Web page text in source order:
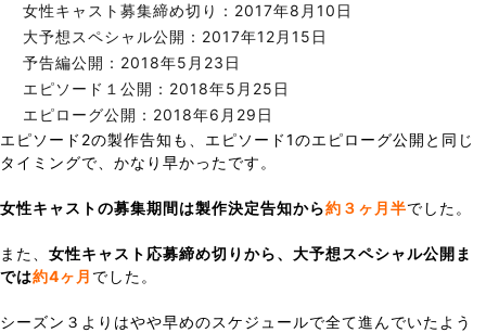
女性キャスト募集締め切り：2017年8月10日
大予想スペシャル公開：2017年12月15日
予告編公開：2018年5月23日
エピソード１公開：2018年5月25日
エピローグ公開：2018年6月29日
エピソード2の製作告知も、エピソード1のエピローグ公開と同じ
タイミングで、かなり早かったです。
女性キャストの募集期間は製作決定告知から約３ヶ月半でした。
また、 女性キャスト応募締め切りから、大予想スペシャル公開ま
では約4ヶ月 でした。
シーズン３よりはやや早めのスケジュールで全て進んでいたよう